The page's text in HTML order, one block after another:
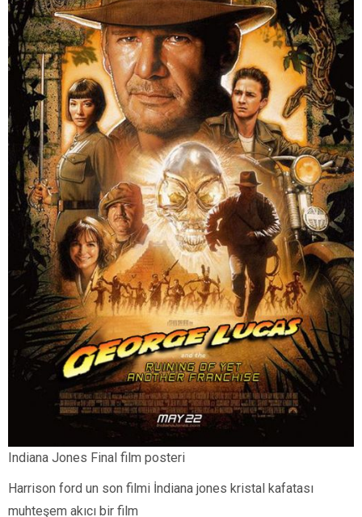
Indiana Jones Final film posteri
Harrison ford un son filmi İndiana jones kristal kafatası
muhteşem akıcı bir film